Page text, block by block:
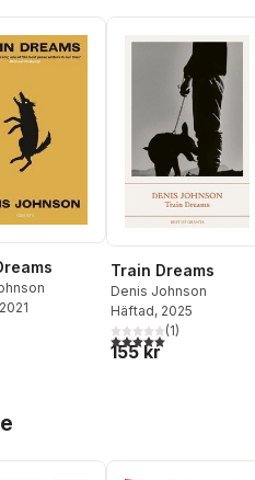
Train Dreams
Denis Johnson
Häftad, 2025
5,0utav 5 stjärnor.
(1)
155 kr